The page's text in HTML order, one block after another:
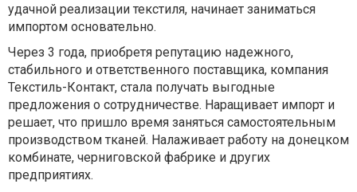
удачной реализации текстиля, начинает заниматься
импортом основательно.
Через 3 года, приобретя репутацию надежного,
стабильного и ответственного поставщика, компания
Текстиль-Контакт, стала получать выгодные
предложения о сотрудничестве. Наращивает импорт и
решает, что пришло время заняться самостоятельным
производством тканей. Налаживает работу на донецком
комбинате, черниговской фабрике и других
предприятиях.